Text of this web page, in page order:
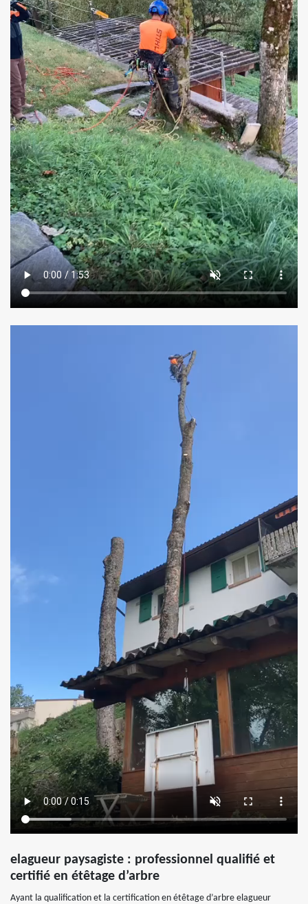
elagueur paysagiste : professionnel qualifié et
certifié en étêtage d’arbre
Ayant la qualification et la certification en étêtage d’arbre elagueur